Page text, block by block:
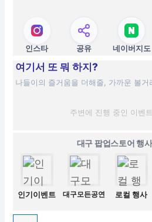
인스타 공유 네이버지도
여기서 또 뭐 하지?
나들이의 즐거움을 더해줄, 가까운 볼거
주변에 진행 중인 이벤
대구 팝업스토어 행
인기이벤트 대구모든공연 로컬 행사